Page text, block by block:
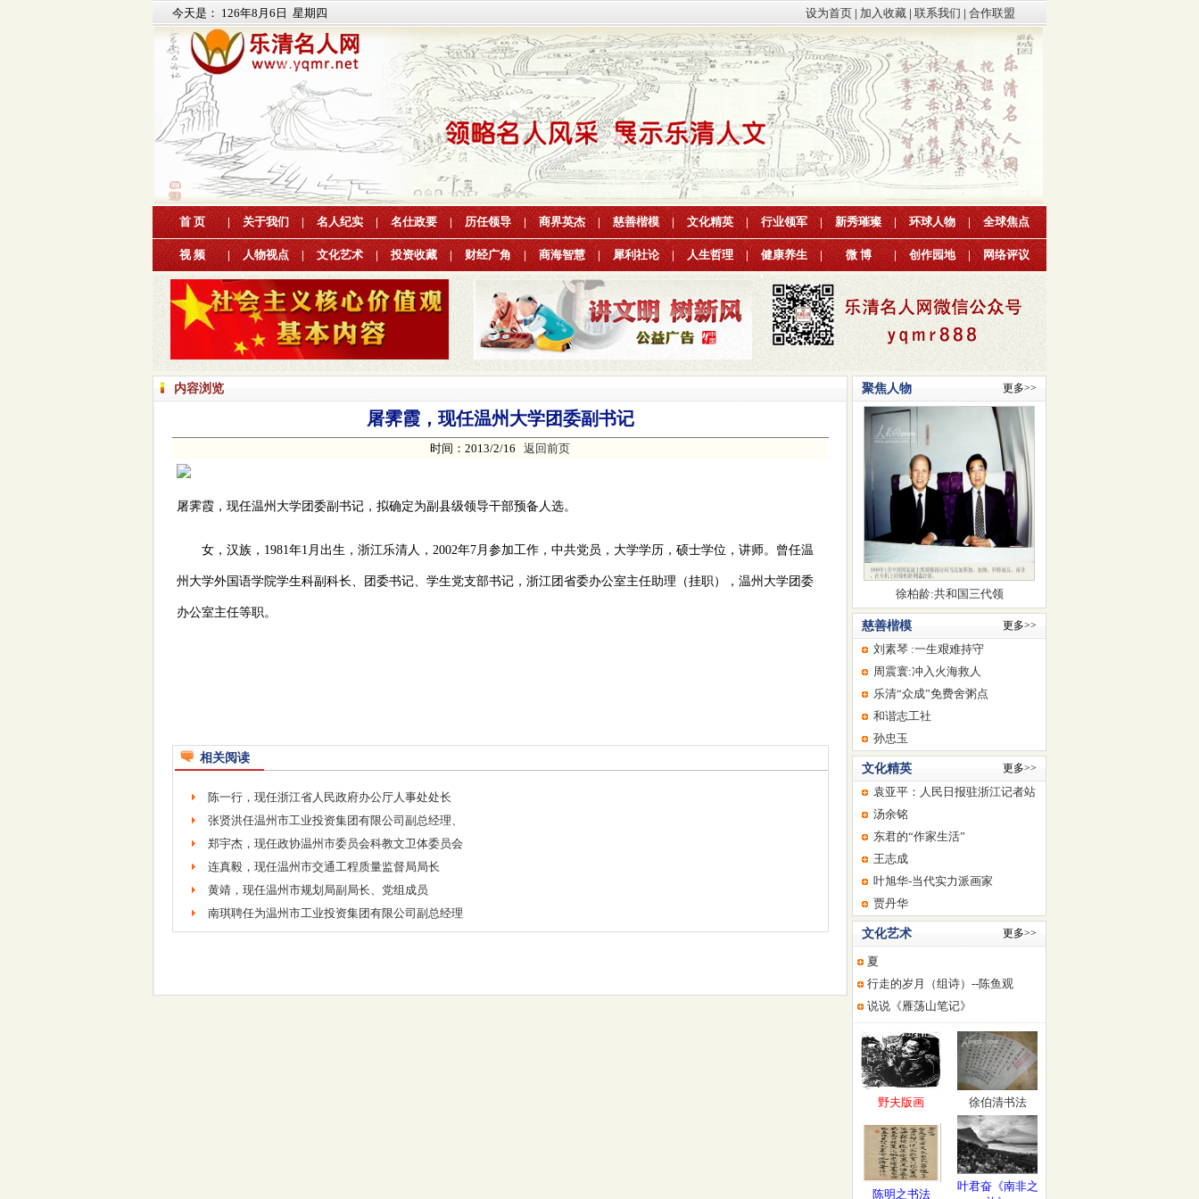
今天是： 126年8月6日 星期四 设为首页 | 加入收藏 | 联系我们 | 合作联盟
首 页 | 关于我们 | 名人纪实 | 名仕政要 | 历任领导 | 商界英杰 | 慈善楷模 | 文化精英 | 行业领军 | 新秀璀璨 | 环球人物 | 全球焦点
视 频 | 人物视点 | 文化艺术 | 投资收藏 | 财经广角 | 商海智慧 | 犀利社论 | 人生哲理 | 健康养生 | 微 博 | 创作园地 | 网络评议
内容浏览
屠霁霞，现任温州大学团委副书记
时间：2013/2/16 返回前页
屠霁霞，现任温州大学团委副书记，拟确定为副县级领导干部预备人选。
女，汉族，1981年1月出生，浙江乐清人，2002年7月参加工作，中共党员，大学学历，硕士学位，讲师。曾任温
州大学外国语学院学生科副科长、团委书记、学生党支部书记，浙江团省委办公室主任助理（挂职），温州大学团委
办公室主任等职。
相关阅读
陈一行，现任浙江省人民政府办公厅人事处处长
张贤洪任温州市工业投资集团有限公司副总经理、
郑宇杰，现任政协温州市委员会科教文卫体委员会
连真毅，现任温州市交通工程质量监督局局长
黄靖，现任温州市规划局副局长、党组成员
南琪聘任为温州市工业投资集团有限公司副总经理
更多>>
聚焦人物
徐柏龄:共和国三代领
更多>>
慈善楷模
刘素琴 :一生艰难持守
周震寰:冲入火海救人
乐清“众成”免费舍粥点
和谐志工社
孙忠玉
更多>>
文化精英
袁亚平：人民日报驻浙江记者站
汤余铭
东君的“作家生活”
王志成
叶旭华-当代实力派画家
贾丹华
更多>>
文化艺术
夏
行走的岁月（组诗）--陈鱼观
说说《雁荡山笔记》
野夫版画 徐伯清书法
陈明之书法
叶君奋《南非之